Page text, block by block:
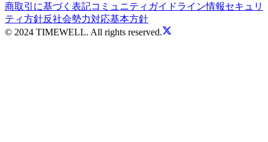
商取引に基づく表記コミュニティガイドライン情報セキュリ
ティ方針反社会勢力対応基本方針
© 2024 TIMEWELL. All rights reserved.